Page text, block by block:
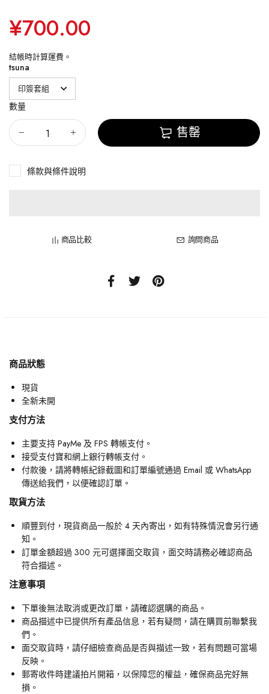
¥700.00
結帳時計算運費 。
tsuna
數量
售罄
條款與條件說明
商品比較 詢問商品
商品狀態
現貨
全新未開
支付方法
主要支持 PayMe 及 FPS 轉帳支付。
接受支付寶和網上銀行轉帳支付。
付款後，請將轉帳紀錄截圖和訂單編號通過 Email 或 WhatsApp
傳送給我們，以便確認訂單。
取貨方法
順豐到付，現貨商品一般於 4 天內寄出，如有特殊情況會另行通
知。
訂單金額超過 300 元可選擇面交取貨，面交時請務必確認商品
符合描述。
注意事項
下單後無法取消或更改訂單，請確認選購的商品。
商品描述中已提供所有產品信息，若有疑問，請在購買前聯繫我
們。
面交取貨時，請仔細檢查商品是否與描述一致，若有問題可當場
反映。
郵寄收件時建議拍片開箱，以保障您的權益，確保商品完好無
損。